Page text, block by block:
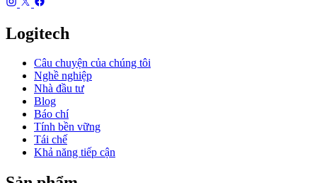
Logitech
Câu chuyện của chúng tôi
Nghề nghiệp
Nhà đầu tư
Blog
Báo chí
Tính bền vững
Tái chế
Khả năng tiếp cận